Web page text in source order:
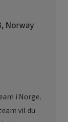
Norway
i Norge.
vil du